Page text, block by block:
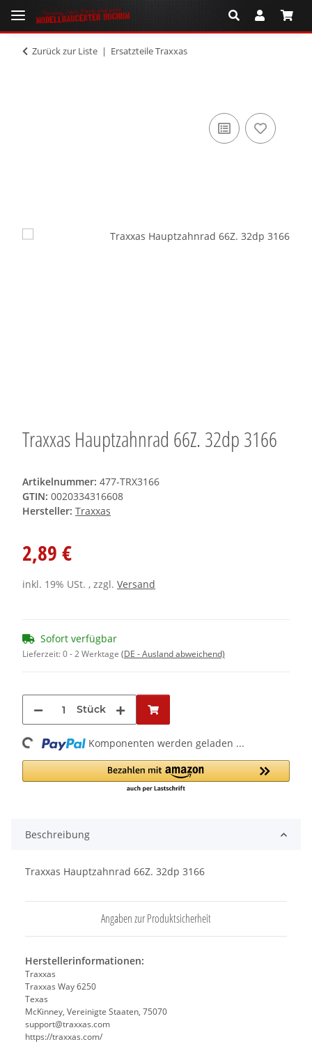
Zurück zur Liste Ersatzteile Traxxas
Traxxas Hauptzahnrad 66Z. 32dp 3166
Artikelnummer: 477-TRX3166
GTIN: 0020334316608
Hersteller: Traxxas
2,89 €
inkl. 19% USt. , zzgl. Versand
Sofort verfügbar
Lieferzeit:0 - 2 Werktage (DE - Ausland abweichend)
Stück
Komponenten werden geladen ...
Beschreibung
Traxxas Hauptzahnrad 66Z. 32dp 3166
Angaben zur Produktsicherheit
Herstellerinformationen:
Traxxas
Traxxas Way 6250
Texas
McKinney, Vereinigte Staaten, 75070
support@traxxas.com
https://traxxas.com/